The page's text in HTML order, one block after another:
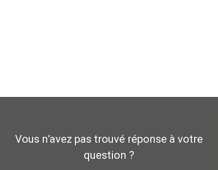
Vous n’avez pas trouvé réponse à votre
question ?